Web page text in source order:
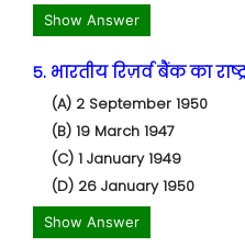
Show Answer
5. भारतीय रिज़र्व बैंक का
(A) 2 September 1950
(B) 19 March 1947
(C) 1 January 1949
(D) 26 January 1950
Show Answer